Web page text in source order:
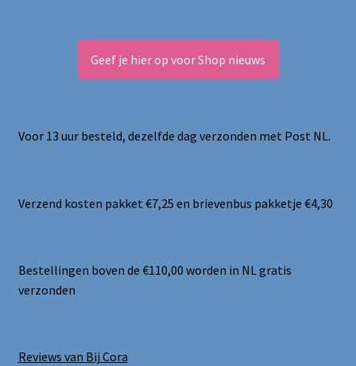
Geef je hier op voor Shop nieuws
Voor 13 uur besteld, dezelfde dag verzonden met Post NL.
Verzend kosten pakket €7,25 en brievenbus pakketje €4,30
Bestellingen boven de €110,00 worden in NL gratis
verzonden
Reviews van Bij Cora